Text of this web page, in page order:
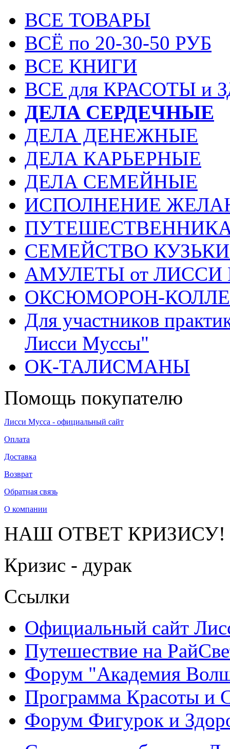
ВСЕ ТОВАРЫ
ВСЁ по 20-30-50 РУБ
ВСЕ КНИГИ
ВСЕ для КРАСОТЫ и
ДЕЛА СЕРДЕЧНЫЕ
ДЕЛА ДЕНЕЖНЫЕ
ДЕЛА КАРЬЕРНЫЕ
ДЕЛА СЕМЕЙНЫЕ
ИСПОЛНЕНИЕ
СЕМЕЙСТВО
АМУЛЕТЫ от
ОКСЮМОРОН-
Для участников
Лисси Муссы"
ОК-ТАЛИСМАНЫ
Помощь покупателю
Лисси Мусса - официальный сайт
Оплата
Доставка
Возврат
Обратная связь
О компании
НАШ ОТВЕТ КРИЗИСУ!
Кризис - дурак
Ссылки
Официальный сайт
Путешествие на
Форум "Академия
Программа Красоты и
Форум Фигурок и